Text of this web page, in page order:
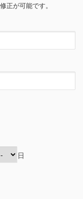
正が可能です。
日